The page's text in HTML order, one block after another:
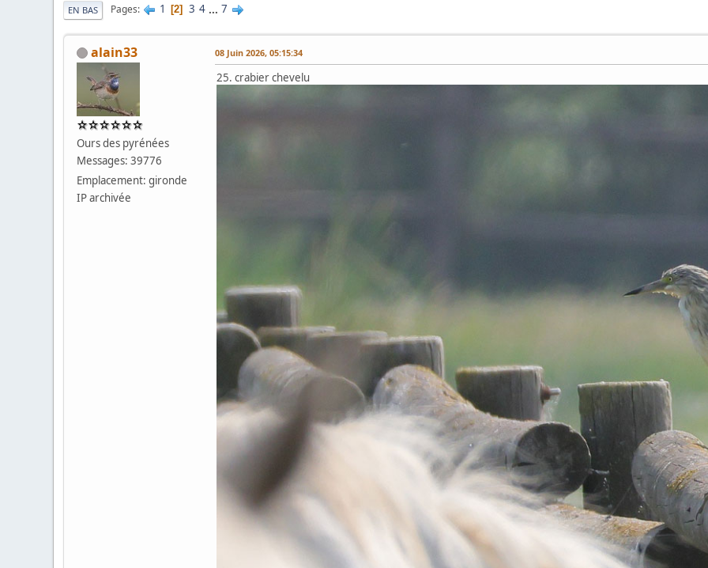
EN BAS Pages 1 2 3 4 ... 7
alain33
Ours des pyrénées
Messages: 39776
Emplacement: gironde
IP archivée
08 Juin 2026, 05:15:34
25. crabier chevelu